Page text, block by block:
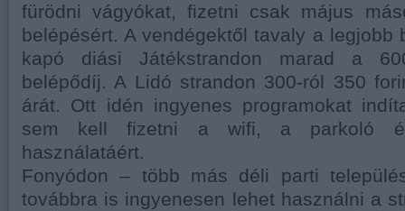
fürödni vágyókat, fizetni csak május
belépésért. A vendégektől tavaly a legjobb
kapó diási Játékstrandon marad a
belépődíj. A Lidó strandon 300-ról 350
árát. Ott idén ingyenes programokat
sem kell fizetni a wifi, a parkoló
használatáért.
Fonyódon – több más déli parti
továbbra is ingyenesen lehet használni a